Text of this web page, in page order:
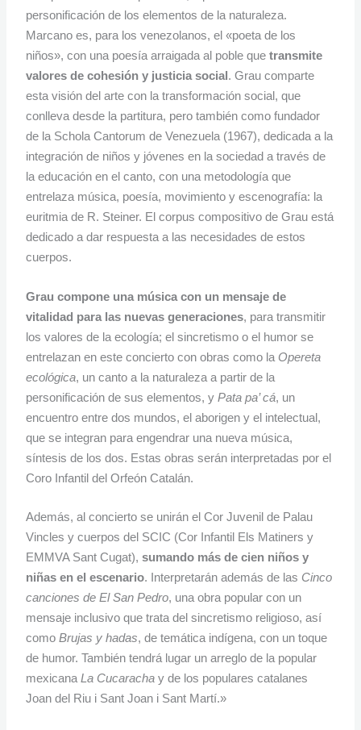
personificación de los elementos de la naturaleza.
Marcano es, para los venezolanos, el «poeta de los
niños», con una poesía arraigada al poble quetransmite
valores de cohesión y justicia social . Grau comparte
esta visión del arte con la transformación social, que
conlleva desde la partitura, pero también como fundador
de la Schola Cantorum de Venezuela (1967), dedicada a la
integración de niños y jóvenes en la sociedad a través de
la educación en el canto, con una metodología que
entrelaza música, poesía, movimiento y escenografía: la
euritmia de R. Steiner. El corpus compositivo de Grau está
dedicado a dar respuesta a las necesidades de estos
cuerpos.
Grau compone una música con un mensaje de
vitalidad para las nuevas generaciones, para transmitir
los valores de la ecología; el sincretismo o el humor se
entrelazan en este concierto con obras como la Opereta
ecológica, un canto a la naturaleza a partir de la
personificación de sus elementos, yPata pa’ cá, un
encuentro entre dos mundos, el aborigen y el intelectual,
que se integran para engendrar una nueva música,
síntesis de los dos. Estas obras serán interpretadas por el
Coro Infantil del Orfeón Catalán.
Además, al concierto se unirán el Cor Juvenil de Palau
Vincles y cuerpos del SCIC (Cor Infantil Els Matiners y
EMMVA Sant Cugat),sumando más de cien niños y
niñas en el escenario. Interpretarán además de las Cinco
canciones de El San Pedro, una obra popular con un
mensaje inclusivo que trata del sincretismo religioso, así
comoBrujas y hadas, de temática indígena, con un toque
de humor. También tendrá lugar un arreglo de la popular
mexicanaLa Cucaracha y de los populares catalanes
Joan del Riu i Sant Joan i Sant Martí.»